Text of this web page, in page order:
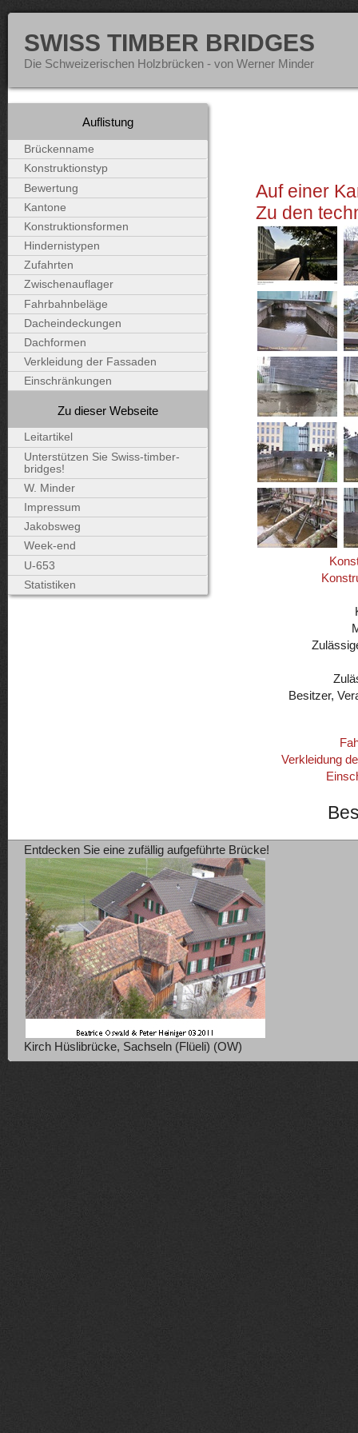
SWISS TIMBER BRIDGES
Die Schweizerischen Holzbrücken - von Werner Minder
Auf einer
Zu den
Besitzer,
Verkleidung
Auflistung
Brückenname
Konstruktionstyp
Bewertung
Kantone
Konstruktionsformen
Hindernistypen
Zufahrten
Zwischenauflager
Fahrbahnbeläge
Dacheindeckungen
Dachformen
Verkleidung der Fassaden
Einschränkungen
Zu dieser Webseite
Leitartikel
Unterstützen Sie Swiss-timber-
bridges!
W. Minder
Impressum
Jakobsweg
Week-end
U-653
Statistiken
Entdecken Sie eine zufällig aufgeführte Brücke!
Kirch Hüslibrücke, Sachseln (Flüeli) (OW)